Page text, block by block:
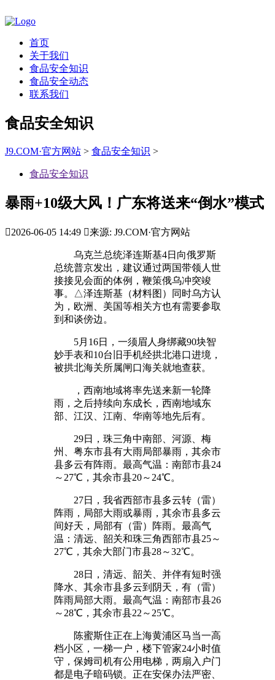
首页
关于我们
食品安全知识
食品安全动态
联系我们
食品安全知识
J9.COM·官方网站 > 食品安全知识 >
食品安全知识
暴雨+10级大风！广东将送来“倒水”模式
2026-06-05 14:49 来源: J9.COM·官方网站
乌克兰总统泽连斯基4日向俄罗斯
总统普京发出，建议通过两国带领人世
接接见会面的体例，鞭策俄乌冲突竣
事。△泽连斯基（材料图）同时乌方认
为，欧洲、美国等相关方也有需要参取
到和谈傍边。
5月16日，一须眉人身绑藏90块智
妙手表和10台旧手机经拱北港口进境，
被拱北海关所属闸口海关就地查获。
，西南地域将率先送来新一轮降
雨，之后持续向东成长，西南地域东
部、江汉、江南、华南等地先后有。
29日，珠三角中南部、河源、梅
州、粤东市县有大雨局部暴雨，其余市
县多云有阵雨。最高气温：南部市县24
～27℃，其余市县20～24℃。
27日，我省西部市县多云转（雷）
阵雨，局部大雨或暴雨，其余市县多云
间好天，局部有（雷）阵雨。最高气
温：清远、韶关和珠三角西部市县25～
27℃，其余大部门市县28～32℃。
28日，清远、韶关、并伴有短时强
降水、其余市县多云到阴天，有（雷）
阵雨局部大雨。最高气温：南部市县26
～28℃，其余市县22～25℃。
陈蜜斯住正在上海黄浦区马当一高
档小区，一梯一户，楼下管家24小时值
守，保姆司机有公用电梯，两扇入户门
都是电子暗码锁。正在安保办法严密、